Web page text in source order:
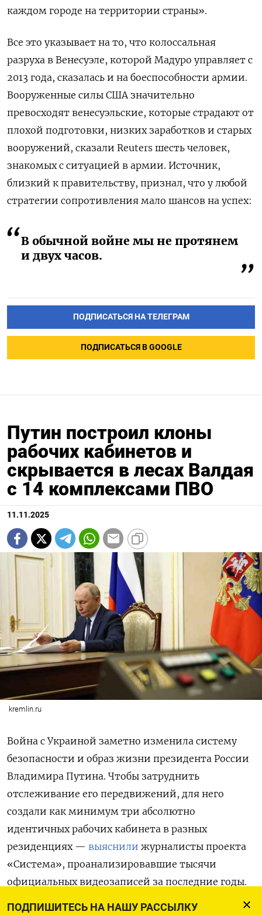
ПОДПИШИТЕСЬ НА НАШУ РАССЫЛКУ
каждом городе на территории страны».
Все это указывает на то, что колоссальная
разруха в Венесуэле, которой Мадуро управляет с
2013 года, сказалась и на боеспособности армии.
Вооруженные силы США значительно
превосходят венесуэльские, которые страдают от
плохой подготовки, низких заработков и старых
вооружений, сказали Reuters шесть человек,
знакомых с ситуацией в армии. Источник,
близкий к правительству, признал, что у любой
стратегии сопротивления мало шансов на успех:
В обычной войне мы не протянем
и двух часов.
ПОДПИСАТЬСЯ НА ТЕЛЕГРАМ
ПОДПИСАТЬСЯ В GOOGLE
Путин построил клоны
рабочих кабинетов и
скрывается в лесах Валдая
с 14 комплексами ПВО
11.11.2025
kremlin.ru
Война с Украиной заметно изменила систему
безопасности и образ жизни президента России
Владимира Путина. Чтобы затруднить
отслеживание его передвижений, для него
создали как минимум три абсолютно
идентичных рабочих кабинета в разных
резиденциях — выяснили журналисты проекта
«Система», проанализировавшие тысячи
официальных видеозаписей за последние годы.